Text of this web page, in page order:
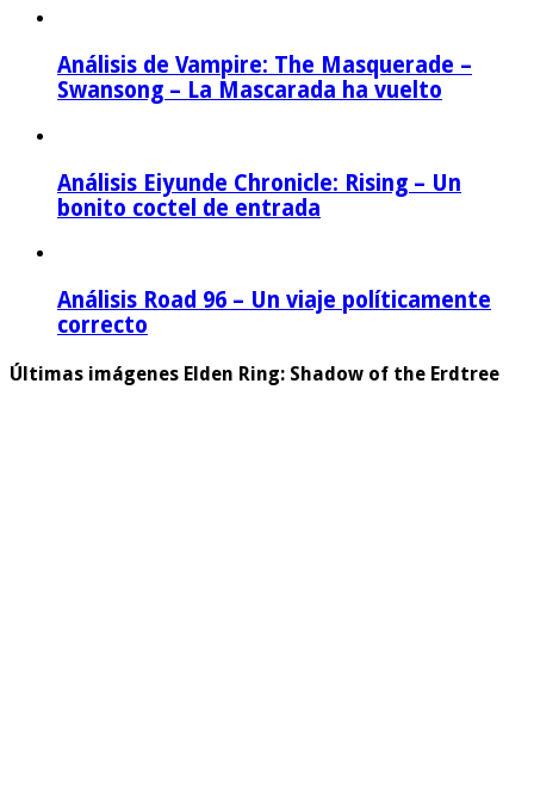
Análisis de Vampire: The Masquerade –
Swansong – La Mascarada ha vuelto
Análisis Eiyunde Chronicle: Rising – Un
bonito coctel de entrada
Análisis Road 96 – Un viaje políticamente
correcto
Últimas imágenes Elden Ring: Shadow of the Erdtree